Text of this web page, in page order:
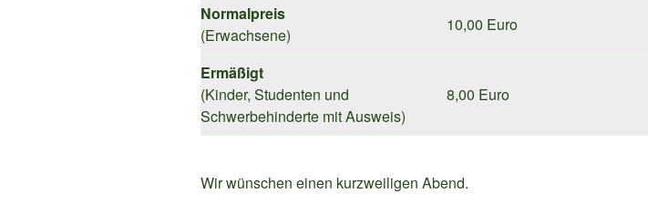
Normalpreis
(Erwachsene)
10,00 Euro
Ermäßigt
(Kinder, Studenten und
Schwerbehinderte mit Ausweis)
8,00 Euro
Wir wünschen einen kurzweiligen Abend.